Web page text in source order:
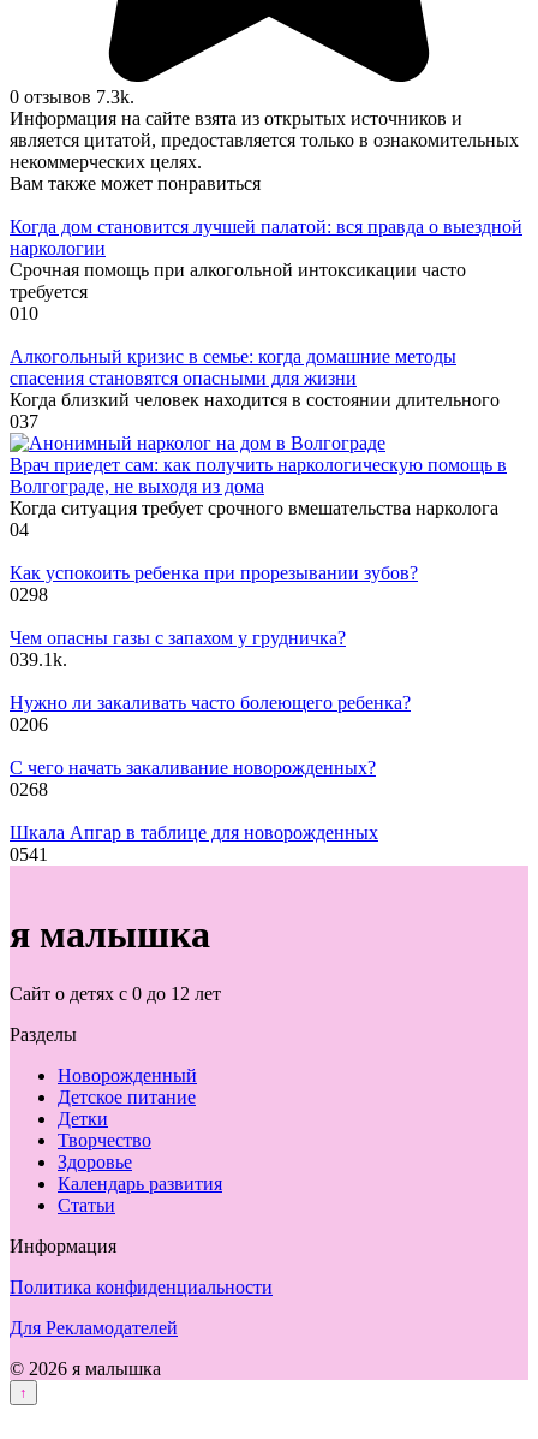
0 отзывов 7.3k.
Информация на сайте взята из открытых источников и
является цитатой, предоставляется только в ознакомительных
некоммерческих целях.
Вам также может понравиться
Когда дом становится лучшей палатой: вся правда о выездной
наркологии
Срочная помощь при алкогольной интоксикации часто
требуется
010
Алкогольный кризис в семье: когда домашние методы
спасения становятся опасными для жизни
Когда близкий человек находится в состоянии длительного
037
Врач приедет сам: как получить наркологическую помощь в
Волгограде, не выходя из дома
Когда ситуация требует срочного вмешательства нарколога
04
Как успокоить ребенка при прорезывании зубов?
0298
Чем опасны газы с запахом у грудничка?
039.1k.
Нужно ли закаливать часто болеющего ребенка?
0206
С чего начать закаливание новорожденных?
0268
Шкала Апгар в таблице для новорожденных
0541
я малышка
Сайт о детях с 0 до 12 лет
Разделы
Новорожденный
Детское питание
Детки
Творчество
Здоровье
Календарь развития
Статьи
Информация
Политика конфиденциальности
Для Рекламодателей
© 2026 я малышка